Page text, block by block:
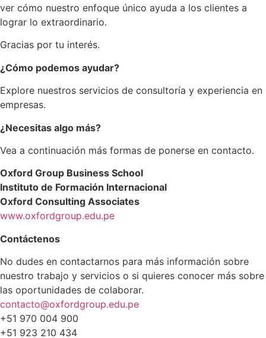
ver cómo nuestro enfoque único ayuda a los clientes a
lograr lo extraordinario.
Gracias por tu interés.
¿Cómo podemos ayudar?
Explore nuestros servicios de consultoría y experiencia en
empresas.
¿Necesitas algo más?
Vea a continuación más formas de ponerse en contacto.
Oxford Group Business School
Instituto de Formación Internacional
Oxford Consulting Associates
www.oxfordgroup.edu.pe
Contáctenos
No dudes en contactarnos para más información sobre
nuestro trabajo y servicios o si quieres conocer más sobre
las oportunidades de colaborar.
contacto@oxfordgroup.edu.pe
+51 970 004 900
+51 923 210 434